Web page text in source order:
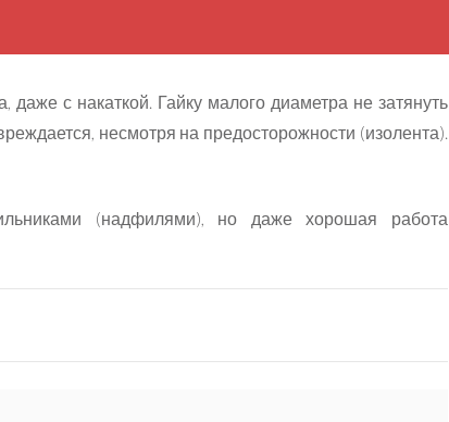
даже с накаткой. Гайку малого диаметра не затянуть
несмотря на предосторожности (изолента).
(надфилями), но даже хорошая работа